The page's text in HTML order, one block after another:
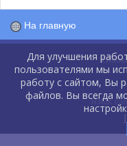
На главную
Язык
Для улучшения
пользователями мы
работу с сайтом, Вы
файлов. Вы всегда